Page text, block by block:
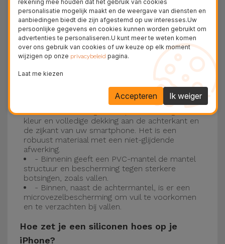
Drie-laagse bescherming met de
siliconen kappen
Onze iPhone siliconen hoesjes hebben een
robuuste, kwalitatieve constructie met een
drielaagse constructie om ongelukken en
- Een eerste laag van Liquid Silicone geeft de
kleur en volledige dekking aan de achterkant en
de zijkant van uw smartphone. Het is een
robuust materiaal met een niet-glijdende
afwerking.
- Binnenin geeft een PVC-mantel de mantel
structuur en bescherming tegen sterkere
botsingen, zoals vallen.
- Binnen, naast de achtermantel, is er een
microvezelbescherming om vuil te voorkomen
en te verzachten bij vallen.
Hoe zet je een siliconen hoes op je
iPhone?
rekening mee houden dat het gebruik van cookies
personalisatie mogelijk maakt en de weergave van diensten en
aanbiedingen biedt die zijn afgestemd op uw interesses.Uw
persoonlijke gegevens en cookies kunnen worden gebruikt om
advertenties te personaliseren.U kunt meer te weten komen
over ons gebruik van cookies of uw keuze op elk moment
wijzigen op onze privacybeleid pagina.
Laat me kiezen
Ik weiger
Accepteren